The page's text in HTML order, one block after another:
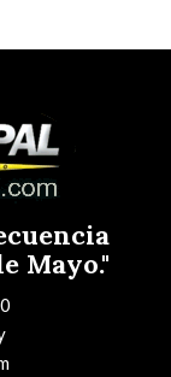
Mayo."